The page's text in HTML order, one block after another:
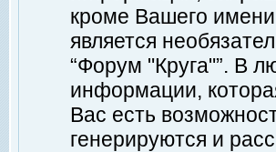
кроме Вашего
является
“Форум "Круга"”. В
информации,
Вас есть
генерируются и